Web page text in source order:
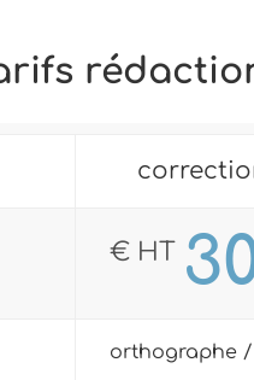
€ HT
orthographe